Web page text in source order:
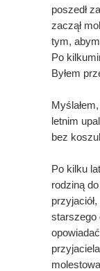
poszedł
zaczął
tym,
Po
Byłem
letnim
bez
Po kilku
rodziną
starszego